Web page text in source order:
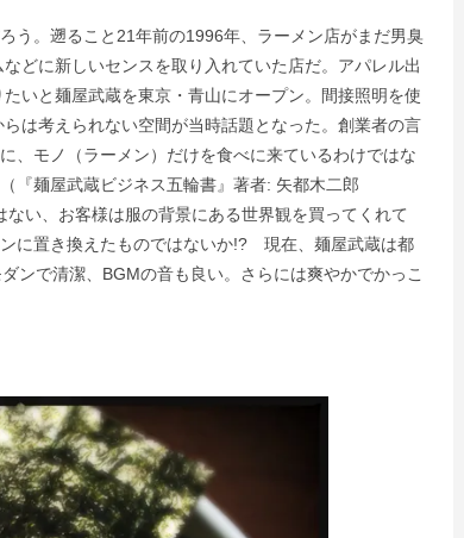
う。遡ること21年前の1996年、ラーメン店がまだ男臭
どに新しいセンスを取り入れていた店だ。アパレル出
いと麺屋武蔵を東京・青山にオープン。間接照明を使
は考えられない空間が当時話題となった。創業者の言
、モノ（ラーメン）だけを食べに来ているわけではな
『麺屋武蔵ビジネス五輪書』著者: 矢都木二郎
い、お客様は服の背景にある世界観を買ってくれて
に置き換えたものではないか!? 現在、麺屋武蔵は都
ンで清潔、BGMの音も良い。さらには爽やかでかっこ